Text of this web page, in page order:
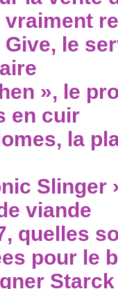
Give, le
», le
en cuir
la
Slinger
viande
quelles
pour le